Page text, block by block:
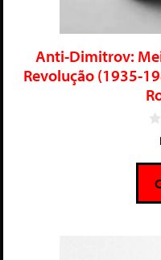
Anti-Dimitrov:
Revolução (1935-
5